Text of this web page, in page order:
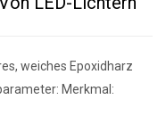
weiches Epoxidharz
Merkmal: